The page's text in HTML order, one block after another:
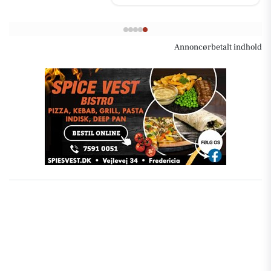
Annoncørbetalt indhold